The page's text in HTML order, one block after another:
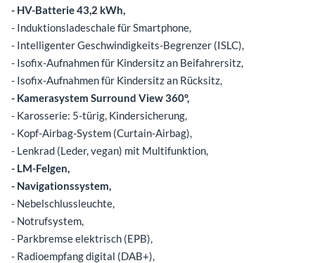
- HV-Batterie 43,2 kWh,
- Induktionsladeschale für Smartphone,
- Intelligenter Geschwindigkeits-Begrenzer (ISLC),
- Isofix-Aufnahmen für Kindersitz an Beifahrersitz,
- Isofix-Aufnahmen für Kindersitz an Rücksitz,
- Kamerasystem Surround View 360°,
- Karosserie: 5-türig, Kindersicherung,
- Kopf-Airbag-System (Curtain-Airbag),
- Lenkrad (Leder, vegan) mit Multifunktion,
- LM-Felgen,
- Navigationssystem,
- Nebelschlussleuchte,
- Notrufsystem,
- Parkbremse elektrisch (EPB),
- Radioempfang digital (DAB+),